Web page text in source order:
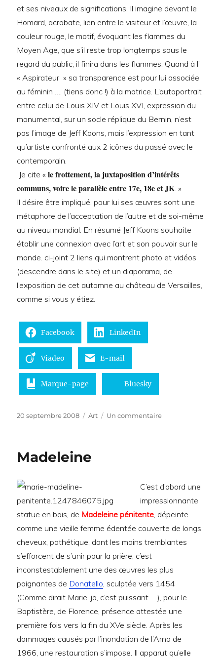
et ses niveaux de significations. Il imagine devant le
Homard, acrobate, lien entre le visiteur et l’œuvre, la
couleur rouge, le motif, évoquant les flammes du
Moyen Age, que s’il reste trop longtemps sous le
regard du public, il finira dans les flammes. Quand à l’
« Aspirateur » sa transparence est pour lui associée
au féminin …. (tiens donc !) à la matrice. L’autoportrait
entre celui de Louis XIV et Louis XVI, expression du
monumental, sur un socle réplique du Bernin, n’est
pas l’image de Jeff Koons, mais l’expression en tant
qu’artiste confronté aux 2 icônes du passé avec le
contemporain.
Je cite «le frottement, la juxtaposition d’intérêts
communs, voire le parallèle entre 17e, 18e et JK. »
Il désire être impliqué, pour lui ses œuvres sont une
métaphore de l’acceptation de l’autre et de soi-même
au niveau mondial. En résumé Jeff Koons souhaite
établir une connexion avec l’art et son pouvoir sur le
monde. ci-joint 2 liens qui montrent photo et vidéos
(descendre dans le site) et un diaporama, de
l’exposition de cet automne au château de Versailles,
comme si vous y étiez.
Facebook LinkedIn
Viadeo E-mail
Marque-page Bluesky
Publié
20 septembre 2008 Catégories
Art Un commentairesur
Homard
Madeleine
C’est d’abord une
impressionnante
statue en bois, de Madeleine pénitente, dépeinte
comme une vieille femme édentée couverte de longs
cheveux, pathétique, dont les mains tremblantes
s’efforcent de s’unir pour la prière, c’est
inconstestablement une des œuvres les plus
poignantes de Donatello, sculptée vers 1454
(Comme dirait Marie-jo, c’est puissant ….), pour le
Baptistère, de Florence, présence attestée une
première fois vers la fin du XVe siècle. Après les
dommages causés par l’inondation de l’Arno de
1966, une restauration s’impose. Il apparut qu’elle